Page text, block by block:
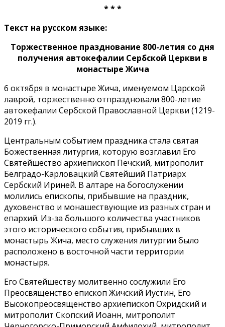
* * *
Текст на русском языке:
Торжественное празднование 800-летия со дня
получения автокефалии Сербской Церкви в
монастыре Жича
6 октября в монастыре Жича, именуемом Царской
лаврой, торжественно отпраздновали 800-летие
автокефалии Сербской Православной Церкви (1219-
2019 гг.).
Центральным событием праздника стала святая
Божественная литургия, которую возглавил Его
Святейшество архиепископ Печский, митрополит
Белградо-Карловацкий Святейший Патриарх
Сербский Ириней. В алтаре на богослужении
молились епископы, прибывшие на праздник,
духовенство и монашествующие из разных стран и
епархий. Из-за большого количества участников
этого исторического события, прибывших в
монастырь Жича, место служения литургии было
расположено в восточной части территории
монастыря.
Его Святейшеству молитвенно сослужили Его
Преосвященство епископ Жичский Иустин, Его
Высокопреосвященство архиепископ Охридский и
митрополит Скопский Иоанн, митрополит